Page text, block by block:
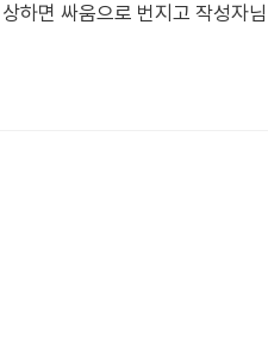
하면 싸움으로 번지고 작성자님